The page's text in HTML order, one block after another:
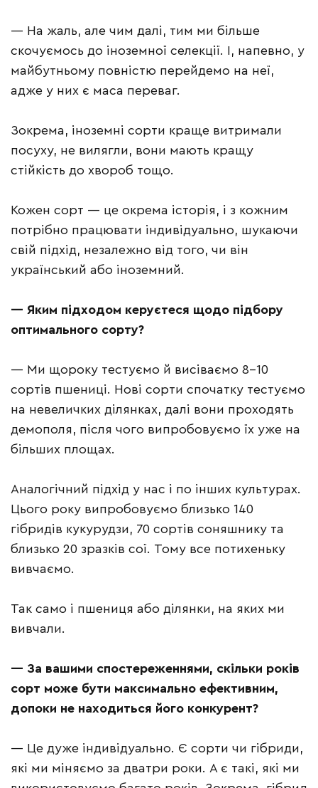
— На жаль, але чим далі, тим ми більше
скочуємось до іноземної селекції. І, напевно, у
майбутньому повністю перейдемо на неї,
адже у них є маса переваг.
Зокрема, іноземні сорти краще витримали
посуху, не вилягли, вони мають кращу
стійкість до хвороб тощо.
Кожен сорт — це окрема історія, і з кожним
потрібно працювати індивідуально, шукаючи
свій підхід, незалежно від того, чи він
український або іноземний.
— Яким підходом керуєтеся щодо підбору
оптимального сорту?
— Ми щороку тестуємо й висіваємо 8–10
сортів пшениці. Нові сорти спочатку тестуємо
на невеличких ділянках, далі вони проходять
демополя, після чого випробовуємо їх уже на
більших площах.
Аналогічний підхід у нас і по інших культурах.
Цього року випробовуємо близько 140
гібридів кукурудзи, 70 сортів соняшнику та
близько 20 зразків сої. Тому все потихеньку
вивчаємо.
Так само і пшениця або ділянки, на яких ми
вивчали.
— За вашими спостереженнями, скільки років
сорт може бути максимально ефективним,
допоки не находиться його конкурент?
— Це дуже індивідуально. Є сорти чи гібриди,
які ми міняємо за дватри роки. А є такі, які ми